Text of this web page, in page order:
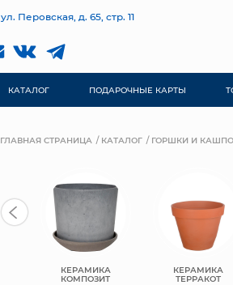
ул. Перовская, д. 65, стр. 11
КАТАЛОГ ПОДАРОЧНЫЕ КАРТЫ
ГЛАВНАЯ СТРАНИЦА КАТАЛОГ ГОРШКИ И КАШПО
КЕРАМИКА
КОМПОЗИТ
КЕРАМИКА
ТЕРРАКОТ